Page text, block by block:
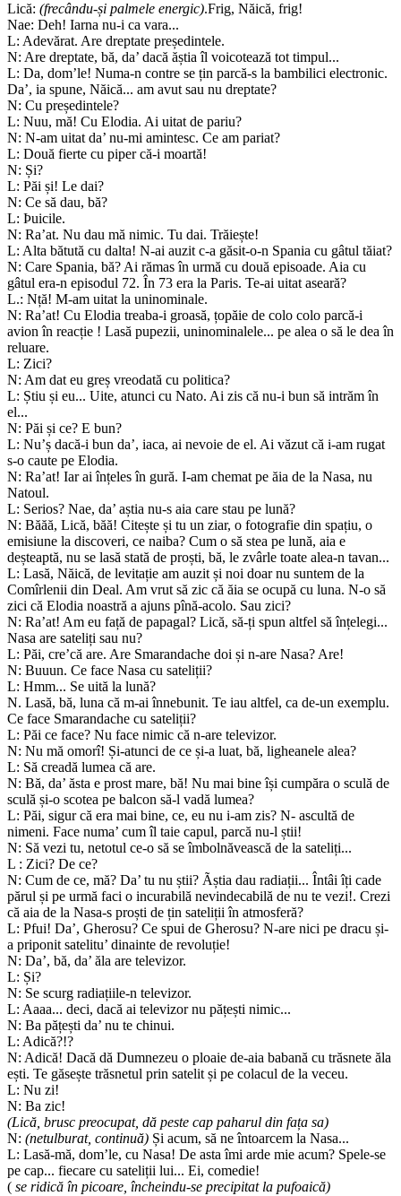
Lică: (frecându-și palmele energic).Frig, Năică, frig!
Nae: Deh! Iarna nu-i ca vara...
L: Adevărat. Are dreptate președintele.
N: Are dreptate, bă, da’ dacă ăștia îl voicotează tot timpul...
L: Da, dom’le! Numa-n contre se țin parcă-s la bambilici electronic.
Da’, ia spune, Năică... am avut sau nu dreptate?
N: Cu președintele?
L: Nuu, mă! Cu Elodia. Ai uitat de pariu?
N: N-am uitat da’ nu-mi amintesc. Ce am pariat?
L: Două fierte cu piper că-i moartă!
N: Și?
L: Păi și! Le dai?
N: Ce să dau, bă?
L: Þuicile.
N: Ra’at. Nu dau mă nimic. Tu dai. Trăiește!
L: Alta bătută cu dalta! N-ai auzit c-a găsit-o-n Spania cu gâtul tăiat?
N: Care Spania, bă? Ai rămas în urmă cu două episoade. Aia cu
gâtul era-n episodul 72. În 73 era la Paris. Te-ai uitat aseară?
L.: Nță! M-am uitat la uninominale.
N: Ra’at! Cu Elodia treaba-i groasă, țopăie de colo colo parcă-i
avion în reacție ! Lasă pupezii, uninominalele... pe alea o să le dea în
reluare.
L: Zici?
N: Am dat eu greș vreodată cu politica?
L: Știu și eu... Uite, atunci cu Nato. Ai zis că nu-i bun să intrăm în
el...
N: Păi și ce? E bun?
L: Nu’ș dacă-i bun da’, iaca, ai nevoie de el. Ai văzut că i-am rugat
s-o caute pe Elodia.
N: Ra’at! Iar ai înțeles în gură. I-am chemat pe ăia de la Nasa, nu
Natoul.
L: Serios? Nae, da’ aștia nu-s aia care stau pe lună?
N: Băăă, Lică, băă! Citește și tu un ziar, o fotografie din spațiu, o
emisiune la discoveri, ce naiba? Cum o să stea pe lună, aia e
deșteaptă, nu se lasă stată de proști, bă, le zvârle toate alea-n tavan...
L: Lasă, Năică, de levitație am auzit și noi doar nu suntem de la
Comîrlenii din Deal. Am vrut să zic că ăia se ocupă cu luna. N-o să
zici că Elodia noastră a ajuns pînă-acolo. Sau zici?
N: Ra’at! Am eu față de papagal? Lică, să-ți spun altfel să înțelegi...
Nasa are sateliți sau nu?
L: Păi, cre’că are. Are Smarandache doi și n-are Nasa? Are!
N: Buuun. Ce face Nasa cu sateliții?
L: Hmm... Se uită la lună?
N. Lasă, bă, luna că m-ai înnebunit. Te iau altfel, ca de-un exemplu.
Ce face Smarandache cu sateliții?
L: Păi ce face? Nu face nimic că n-are televizor.
N: Nu mă omorî! Și-atunci de ce și-a luat, bă, ligheanele alea?
L: Să creadă lumea că are.
N: Bă, da’ ăsta e prost mare, bă! Nu mai bine își cumpăra o sculă de
sculă și-o scotea pe balcon să-l vadă lumea?
L: Păi, sigur că era mai bine, ce, eu nu i-am zis? N- ascultă de
nimeni. Face numa’ cum îl taie capul, parcă nu-l știi!
N: Să vezi tu, netotul ce-o să se îmbolnăvească de la sateliți...
L : Zici? De ce?
N: Cum de ce, mă? Da’ tu nu știi? Ãștia dau radiații... Întâi îți cade
părul și pe urmă faci o incurabilă nevindecabilă de nu te vezi!. Crezi
că aia de la Nasa-s proști de țin sateliții în atmosferă?
L: Pfui! Da’, Gherosu? Ce spui de Gherosu? N-are nici pe dracu și-
a priponit satelitu’ dinainte de revoluție!
N: Da’, bă, da’ ăla are televizor.
L: Și?
N: Se scurg radiațiile-n televizor.
L: Aaaa... deci, dacă ai televizor nu pățești nimic...
N: Ba pățești da’ nu te chinui.
L: Adică?!?
N: Adică! Dacă dă Dumnezeu o ploaie de-aia babană cu trăsnete ăla
ești. Te găsește trăsnetul prin satelit și pe colacul de la veceu.
L: Nu zi!
N: Ba zic!
(Lică, brusc preocupat, dă peste cap paharul din fața sa)
N: (netulburat, continuă) Și acum, să ne întoarcem la Nasa...
L: Lasă-mă, dom’le, cu Nasa! De asta îmi arde mie acum? Spele-se
pe cap... fiecare cu sateliții lui... Ei, comedie!
( se ridică în picoare, încheindu-se precipitat la pufoaică)